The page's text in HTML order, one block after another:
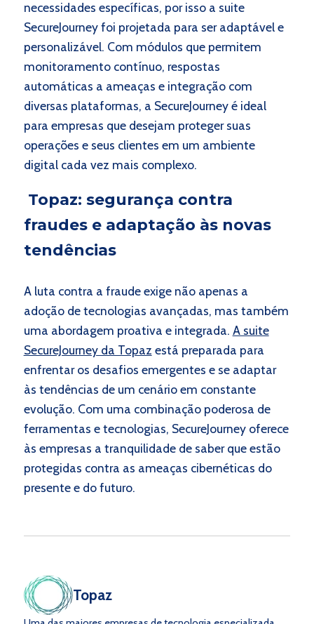
necessidades específicas, por isso a suite
SecureJourney foi projetada para ser adaptável e
personalizável. Com módulos que permitem
monitoramento contínuo, respostas
automáticas a ameaças e integração com
diversas plataformas, a SecureJourney é ideal
para empresas que desejam proteger suas
operações e seus clientes em um ambiente
digital cada vez mais complexo.
Topaz: segurança contra
fraudes e adaptação às novas
tendências
A luta contra a fraude exige não apenas a
adoção de tecnologias avançadas, mas também
uma abordagem proativa e integrada. A suite
SecureJourney da Topaz está preparada para
enfrentar os desafios emergentes e se adaptar
às tendências de um cenário em constante
evolução. Com uma combinação poderosa de
ferramentas e tecnologias, SecureJourney oferece
às empresas a tranquilidade de saber que estão
protegidas contra as ameaças cibernéticas do
presente e do futuro.
Topaz